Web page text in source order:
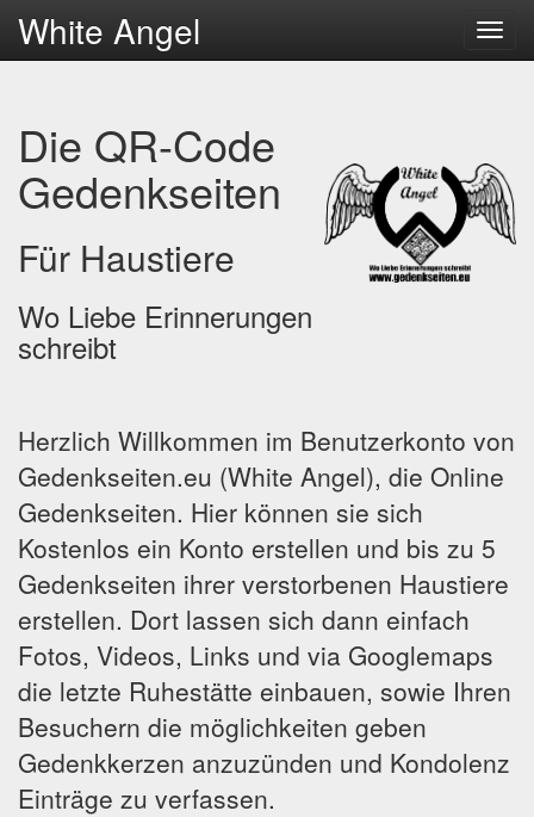
Menu
White Angel
Die QR-Code
Gedenkseiten
Für Haustiere
Wo Liebe Erinnerungen
schreibt
Herzlich Willkommen im Benutzerkonto von
Gedenkseiten.eu (White Angel), die Online
Gedenkseiten. Hier können sie sich
Kostenlos ein Konto erstellen und bis zu 5
Gedenkseiten ihrer verstorbenen Haustiere
erstellen. Dort lassen sich dann einfach
Fotos, Videos, Links und via Googlemaps
die letzte Ruhestätte einbauen, sowie Ihren
Besuchern die möglichkeiten geben
Gedenkkerzen anzuzünden und Kondolenz
Einträge zu verfassen.